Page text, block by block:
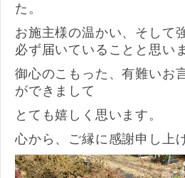
た。
お施主様の温かい、そして
必ず届いていることと思い
御心のこもった、有難いお
ができまして
とても嬉しく思います。
心から、ご縁に感謝申し上